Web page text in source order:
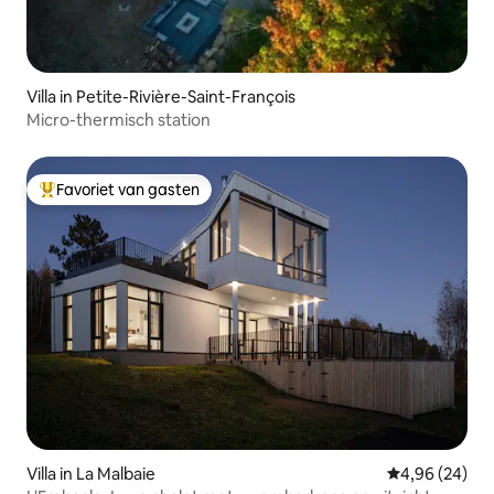
Villa in Petite-Rivière-Saint-François
Micro-thermisch station
Topfavoriet van gasten
Favoriet van gasten
Villa in La Malbaie Gemiddelde
4,96 (24)